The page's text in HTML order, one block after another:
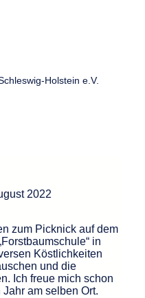
Holstein e.V.
2022
zum Picknick auf dem
in
Köstlichkeiten
und die
Ich freue mich schon
am selben Ort.